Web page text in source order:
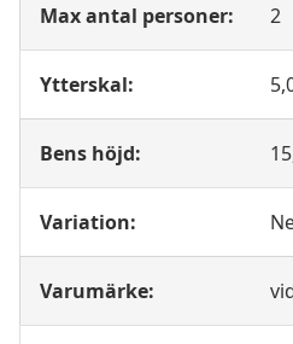
Max antal personer: 2
Ytterskal:
Bens höjd:
Variation:
Varumärke: